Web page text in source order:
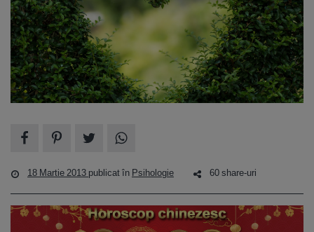
18 Martie 2013 publicat în Psihologie 60 share-uri